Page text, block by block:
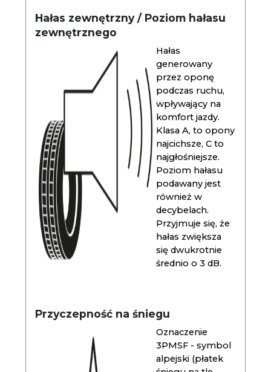
Hałas zewnętrzny / Poziom hałasu
zewnętrznego
Hałas
generowany
przez oponę
podczas ruchu,
wpływający na
komfort jazdy.
Klasa A, to opony
najcichsze, C to
najgłośniejsze.
Poziom hałasu
podawany jest
również w
decybelach.
Przyjmuje się, że
hałas zwiększa
się dwukrotnie
średnio o 3 dB.
Przyczepność na śniegu
Oznaczenie
3PMSF - symbol
alpejski (płatek